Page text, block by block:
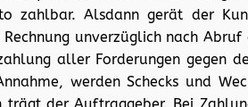
zahlbar. Alsdann gerät der
unverzüglich nach
aller Forderungen gegen
werden Schecks und